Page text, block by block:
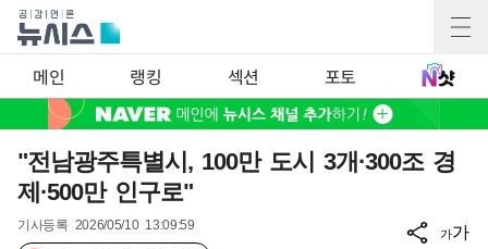
메인 랭킹 섹션 포토
"전남광주특별시, 100만 도시 3개·300조 경
제·500만 인구로"
기사등록 2026/05/10 13:09:59
가가